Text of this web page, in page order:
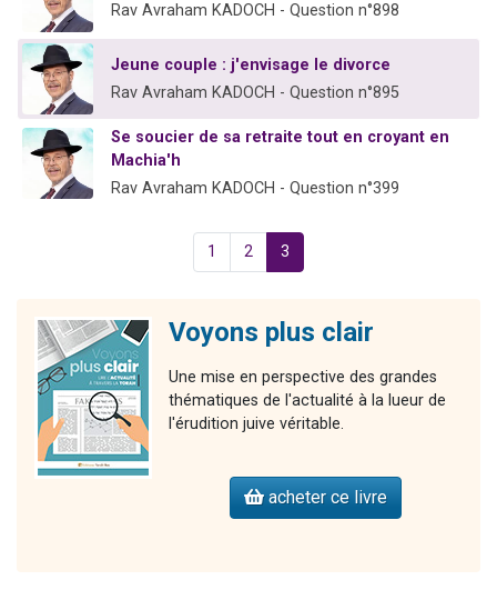
Rav Avraham KADOCH - Question n°898
Jeune couple : j'envisage le divorce
Rav Avraham KADOCH - Question n°895
Se soucier de sa retraite tout en croyant en
Machia'h
Rav Avraham KADOCH - Question n°399
1 2 3
Voyons plus clair
Une mise en perspective des grandes
thématiques de l'actualité à la lueur de
l'érudition juive véritable.
acheter ce livre